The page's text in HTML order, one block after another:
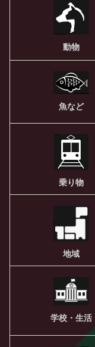
動物
魚など
乗り物
地域
学校・生活